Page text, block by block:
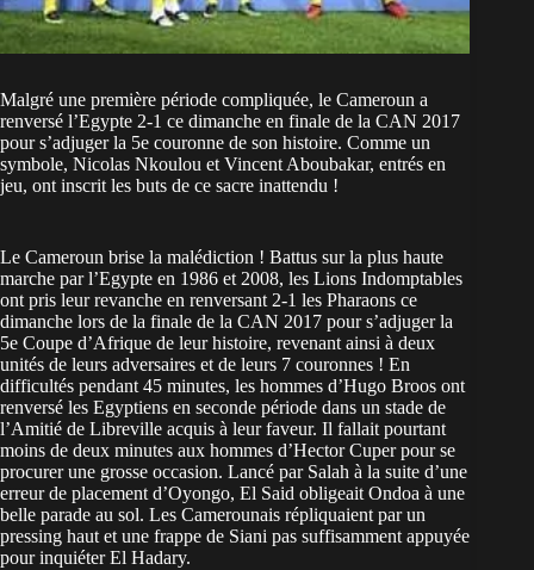
Malgré une première période compliquée, le Cameroun a
renversé l’Egypte 2-1 ce dimanche en finale de la CAN 2017
pour s’adjuger la 5e couronne de son histoire. Comme un
symbole, Nicolas Nkoulou et Vincent Aboubakar, entrés en
jeu, ont inscrit les buts de ce sacre inattendu !
Le Cameroun brise la malédiction ! Battus sur la plus haute
marche par l’Egypte en 1986 et 2008, les Lions Indomptables
ont pris leur revanche en renversant 2-1 les Pharaons ce
dimanche lors de la finale de la CAN 2017 pour s’adjuger la
5e Coupe d’Afrique de leur histoire, revenant ainsi à deux
unités de leurs adversaires et de leurs 7 couronnes ! En
difficultés pendant 45 minutes, les hommes d’Hugo Broos ont
renversé les Egyptiens en seconde période dans un stade de
l’Amitié de Libreville acquis à leur faveur. Il fallait pourtant
moins de deux minutes aux hommes d’Hector Cuper pour se
procurer une grosse occasion. Lancé par Salah à la suite d’une
erreur de placement d’Oyongo, El Said obligeait Ondoa à une
belle parade au sol. Les Camerounais répliquaient par un
pressing haut et une frappe de Siani pas suffisamment appuyée
pour inquiéter El Hadary.